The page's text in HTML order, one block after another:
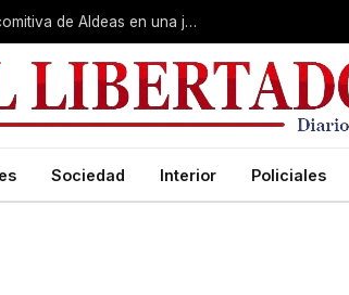
Gobierno, Unne y Arzobispado recibieron a la comitiva de Aldeas en una jornada de reuniones estratégicas
Sociedad Interior Policiales